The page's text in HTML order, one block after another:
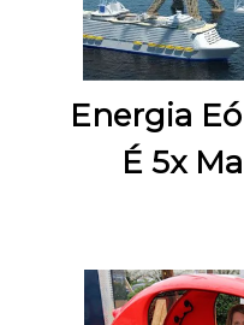
Energia
É 5x